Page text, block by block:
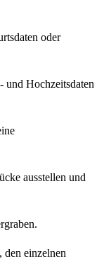
oder
und Hochzeitsdaten
ausstellen und
einzelnen